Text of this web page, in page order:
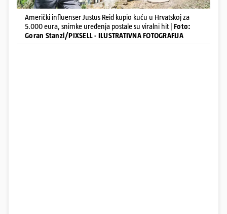
Američki influenser Justus Reid kupio kuću u Hrvatskoj za
5.000 eura, snimke uređenja postale su viralni hit | Foto:
Goran Stanzl/PIXSELL - ILUSTRATIVNA FOTOGRAFIJA